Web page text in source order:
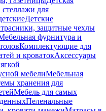
для
Детские
защитные чехлы
фурнитура и
Комплектующие для
и кроватокАксессуары
мебелиМебельная
хранения для
Мебель для самых
Пеленальные